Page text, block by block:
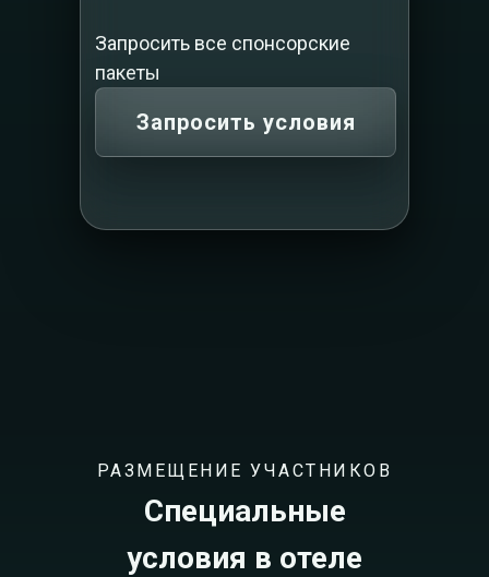
Запросить все спонсорские
пакеты
Запросить условия
РАЗМЕЩЕНИЕ УЧАСТНИКОВ
Специальные
условия в отеле